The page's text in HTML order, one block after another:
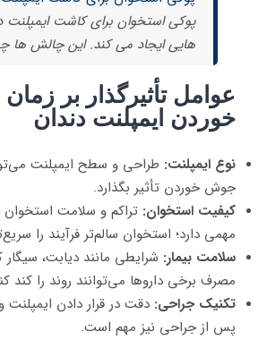
پوکی استخوان برای کاشت
هایی ایجاد می کند. این چالش ها
عوامل تأثیرگذار بر
خوردن ایمپلنت دندان
نوع ایمپلنت: طراحی و سطح ایمپلنت
جوش خوردن تأثیر بگذارد.
کیفیت استخوان: تراکم و سلامت
مهمی دارد؛ استخوان سالم‌تر فرآیند را
سلامت بیمار: شرایطی مانند دیابت،
مصرف برخی داروها می‌توانند روند را کند
تکنیک جراحی: دقت در قرار دادن
پس از جراحی نیز مهم است.